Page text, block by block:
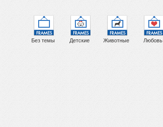
Без темы Детские Животные Любовь